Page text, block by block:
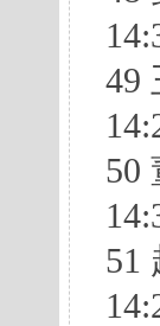
49
50
51